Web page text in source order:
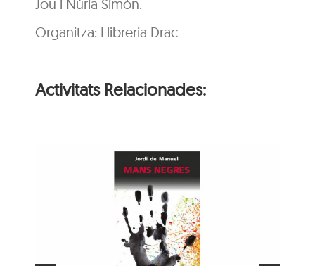
Jou i Núria Simón.
Organitza: Llibreria Drac
Activitats Relacionades:
Animaler